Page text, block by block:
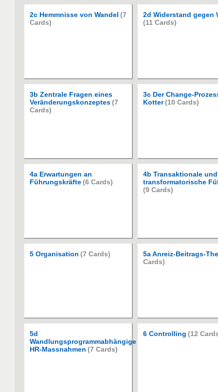
2c Hemmnisse von Wandel (7
Cards)
2d Widerstand gegen
(11 Cards)
3b Zentrale Fragen eines
Veränderungskonzeptes(7
Cards)
3c Der Change-­
Kotter(10 Cards)
4a Erwartungen an
Führungskräfte(6 Cards)
4b Transaktionale und
transformatorische
(9 Cards)
5 Organisation (7 Cards)
5a Anreiz-Beitrags-
Cards)
5d
Wandlungsprogrammabhängige
HR-Massnahmen (7 Cards)
6 Controlling (12